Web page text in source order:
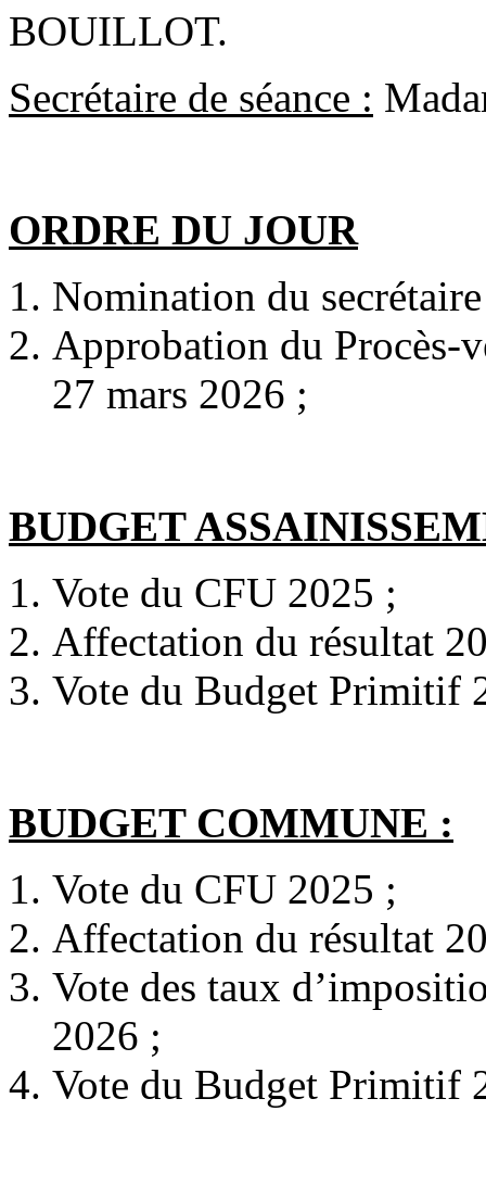
BOUILLOT.
Secrétaire de séance :
ORDRE DU JOUR
Nomination du secrétaire
Approbation du Procès-
27 mars 2026 ;
BUDGET
Vote du CFU 2025 ;
Affectation du résultat
Vote du Budget Primitif
BUDGET COMMUNE :
Vote du CFU 2025 ;
Affectation du résultat
Vote des taux
2026 ;
Vote du Budget Primitif